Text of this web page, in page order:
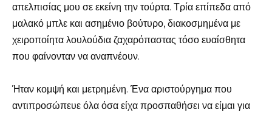
απελπισίας μου σε εκείνη την τούρτα. Τρία επίπεδα από
μαλακό μπλε και ασημένιο βούτυρο, διακοσμημένα με
χειροποίητα λουλούδια ζαχαρόπαστας τόσο ευαίσθητα
που φαίνονταν να αναπνέουν.
Ήταν κομψή και μετρημένη. Ένα αριστούργημα που
αντιπροσώπευε όλα όσα είχα προσπαθήσει να είμαι για